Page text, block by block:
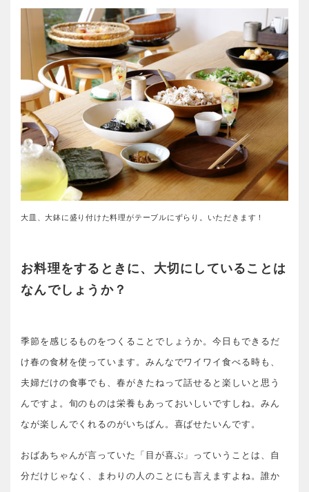
大皿、大鉢に盛り付けた料理がテーブルにずらり。いただきます！
お料理をするときに、大切にしていることは
なんでしょうか？
季節を感じるものをつくることでしょうか。今日もできるだ
け春の食材を使っています。みんなでワイワイ食べる時も、
夫婦だけの食事でも、春がきたねって話せると楽しいと思う
んですよ。旬のものは栄養もあっておいしいですしね。みん
なが楽しんでくれるのがいちばん。喜ばせたいんです。
おばあちゃんが言っていた「目が喜ぶ」っていうことは、自
分だけじゃなく、まわりの人のことにも言えますよね。誰か